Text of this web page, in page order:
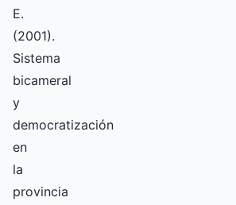
E.
(2001).
Sistema
bicameral
y
democratización
en
la
provincia